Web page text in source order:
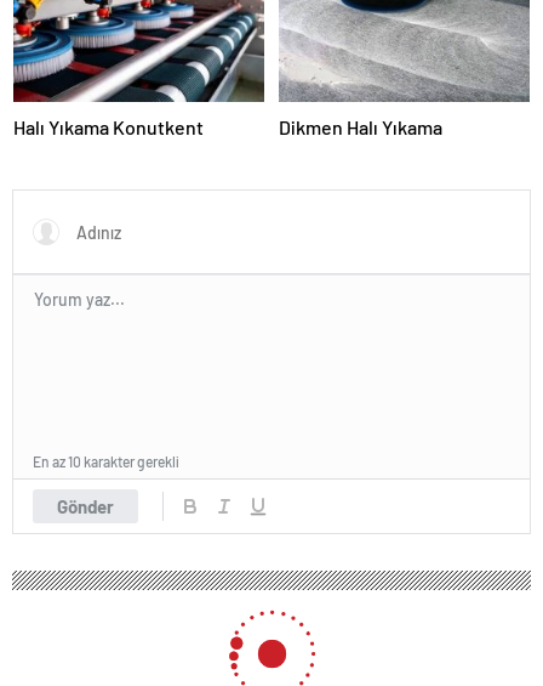
Halı Yıkama Konutkent Dikmen Halı Yıkama
Gönder
En az 10 karakter gerekli